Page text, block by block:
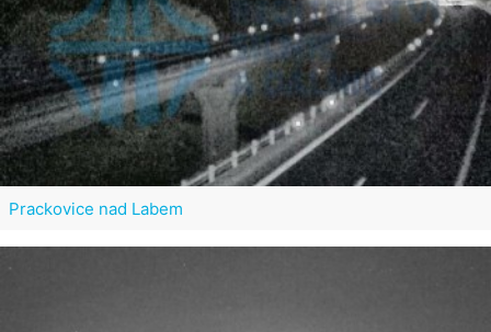
Prackovice nad Labem